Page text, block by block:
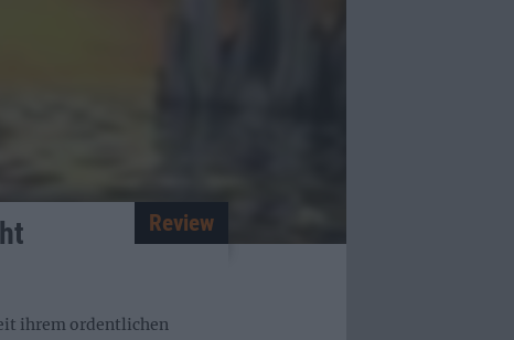
Review
ihrem ordentlichen